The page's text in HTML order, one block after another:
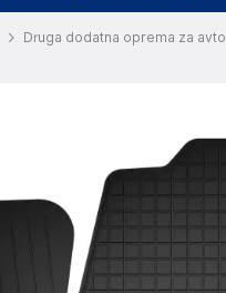
Druga dodatna oprema za avto